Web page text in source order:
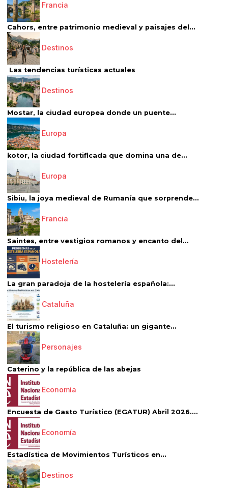
Francia
Cahors, entre patrimonio medieval y paisajes del...
Destinos
Las tendencias turísticas actuales
Destinos
Mostar, la ciudad europea donde un puente...
Europa
kotor, la ciudad fortificada que domina una de...
Europa
Sibiu, la joya medieval de Rumanía que sorprende...
Francia
Saintes, entre vestigios romanos y encanto del...
Hostelería
La gran paradoja de la hostelería española:...
Cataluña
El turismo religioso en Cataluña: un gigante...
Personajes
Caterino y la república de las abejas
Economía
Encuesta de Gasto Turístico (EGATUR) Abril 2026....
Economía
Estadística de Movimientos Turísticos en...
Destinos